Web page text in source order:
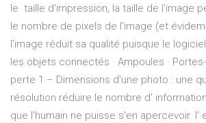
le taille d'impression, la taille de l'image
le nombre de pixels de l'image (et
l'image réduit sa qualité puisque le
les objets connectés · Ampoules ·
perte 1 – Dimensions d'une photo : une
résolution réduire le nombre d'
que l'humain ne puisse s'en apercevoir. l'